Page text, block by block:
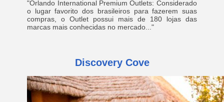
"Orlando International Premium Outlets: Considerado
o lugar favorito dos brasileiros para fazerem suas
compras, o Outlet possui mais de 180 lojas das
marcas mais conhecidas no mercado..."
Discovery Cove